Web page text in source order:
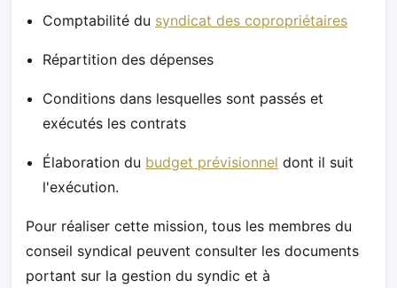
Comptabilité du syndicat des copropriétaires
Répartition des dépenses
Conditions dans lesquelles sont passés et
exécutés les contrats
Élaboration du budget prévisionnel dont il suit
l'exécution.
Pour réaliser cette mission, tous les membres du
conseil syndical peuvent consulter les documents
portant sur la gestion du syndic et à